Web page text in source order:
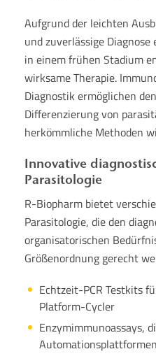
Aufgrund der leichten
und zuverlässige
in einem frühen Stadium
wirksame Therapie.
Diagnostik ermöglichen
Differenzierung von
herkömmliche Methoden
Innovative
Parasitologie
R-Biopharm bietet
Parasitologie, die den
organisatorischen
Größenordnung gerecht
Echtzeit-PCR Testkits
Platform-Cycler
Enzymimmunoassays,